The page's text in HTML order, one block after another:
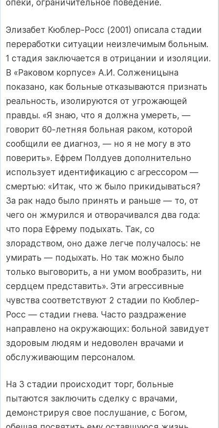
опеки, ограничительное поведение.
Элизабет Кюблер-Росс (2001) описала стадии
переработки ситуации неизлечимым больным.
1 стадия заключается в отрицании и изоляции.
В «Раковом корпусе» А.И. Солженицына
показано, как больные отказываются признать
реальность, изолируются от угрожающей
правды. «Я знаю, что я должна умереть, —
говорит 60-летняя больная раком, которой
сообщили ее диагноз, — но я не могу в это
поверить». Ефрем Полдуев дополнительно
использует идентификацию с агрессором —
смертью: «Итак, что ж было прикидываться?
За рак надо было принять и раньше — то, от
чего он жмурился и отворачивался два года:
что пора Ефрему подыхать. Так, со
злорадством, оно даже легче получалось: не
умирать — подыхать. Но так можно было
только выговорить, а ни умом вообразить, ни
сердцем представить». Эти агрессивные
чувства соответствуют 2 стадии по Кюблер-
Росс — стадии гнева. Часто раздражение
направлено на окружающих: больной завидует
здоровым людям и недоволен врачами и
обслуживающим персоналом.
На 3 стадии происходит торг, больные
пытаются заключить сделку с врачами,
демонстрируя свое послушание, с Богом,